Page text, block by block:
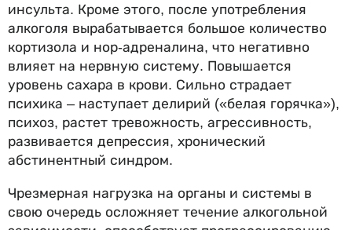
инсульта. Кроме этого, после употребления
алкоголя вырабатывается большое количество
кортизола и нор-адреналина, что негативно
влияет на нервную систему. Повышается
уровень сахара в крови. Сильно страдает
психика – наступает делирий («белая горячка»),
психоз, растет тревожность, агрессивность,
развивается депрессия, хронический
абстинентный синдром.
Чрезмерная нагрузка на органы и системы в
свою очередь осложняет течение алкогольной